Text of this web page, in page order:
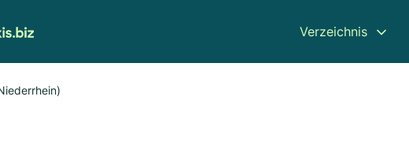
Verzeichnis